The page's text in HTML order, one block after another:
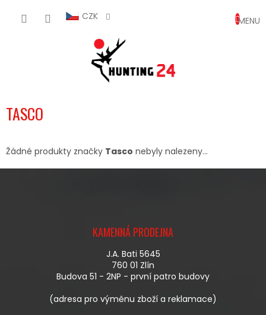
CZK
KOŠÍK
TASCO
Žádné produkty značky Tasco nebyly nalezeny...
KAMENNÁ PRODEJNA
J.A. Bati 5645
760 01 Zlín
Budova 51 - 2NP - první patro budovy
(adresa pro výměnu zboží a reklamace)